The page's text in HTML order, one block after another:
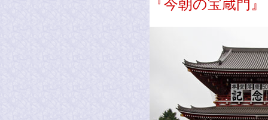
『今朝の宝蔵門』